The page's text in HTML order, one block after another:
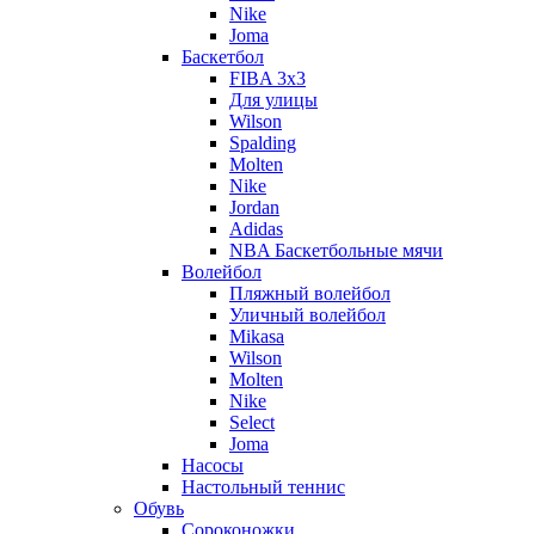
Nike
Joma
Баскетбол
FIBA 3x3
Для улицы
Wilson
Spalding
Molten
Nike
Jordan
Adidas
NBA Баскетбольные мячи
Волейбол
Пляжный волейбол
Уличный волейбол
Mikasa
Wilson
Molten
Nike
Select
Joma
Насосы
Настольный теннис
Обувь
Сороконожки